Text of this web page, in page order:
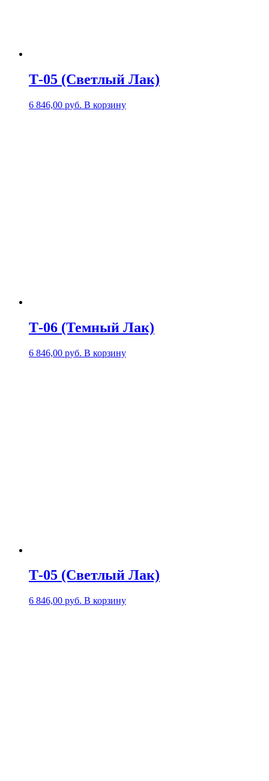
Т-05 (Светлый Лак)
6 846,00 руб. В корзину
Т-06 (Темный Лак)
6 846,00 руб. В корзину
Т-05 (Светлый Лак)
6 846,00 руб. В корзину